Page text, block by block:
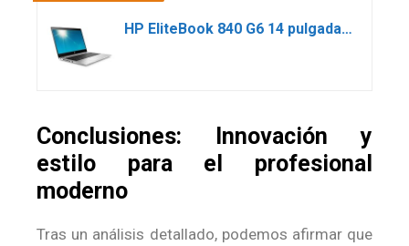
HP EliteBook 840 G6 14 pulgadas 1920 x 1080 Full HD Intel Core i7 8665U 512GB SSD HDD 32GB Memoria Windows 11 Pro Webcam Notebook Laptop (reacondicionado)
Conclusiones: Innovación y
estilo para el profesional
moderno
Tras un análisis detallado, podemos afirmar que